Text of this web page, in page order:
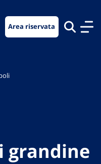
Area riservata
grandine